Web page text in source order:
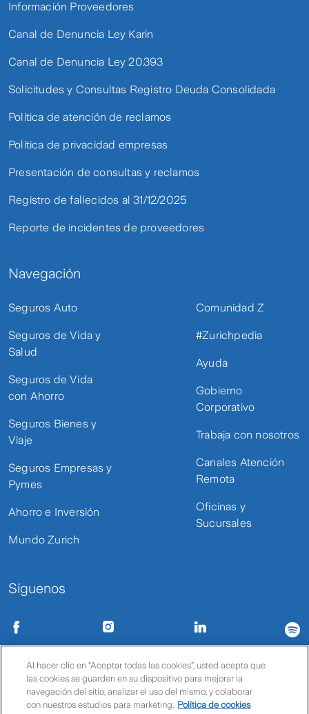
Información Proveedores
Canal de Denuncia Ley Karin
Canal de Denuncia Ley 20.393
Solicitudes y Consultas Registro Deuda Consolidada
Política de atención de reclamos
Política de privacidad empresas
Presentación de consultas y reclamos
Registro de fallecidos al 31/12/2025
Reporte de incidentes de proveedores
Navegación
Seguros Auto
Seguros de Vida y
Salud
Seguros de Vida
con Ahorro
Seguros Bienes y
Viaje
Seguros Empresas y
Pymes
Ahorro e Inversión
Mundo Zurich
Comunidad Z
#Zurichpedia
Ayuda
Gobierno
Corporativo
Trabaja con nosotros
Canales Atención
Remota
Oficinas y
Sucursales
Síguenos
Condiciones de uso Políticas de privacidad Política de cookies
© Zurich
Cotiza Auto DIgital Cotiza Maneja tus km
Características Beneficios
Al hacer clic en “Aceptar todas las cookies”, usted acepta que
las cookies se guarden en su dispositivo para mejorar la
navegación del sitio, analizar el uso del mismo, y colaborar
con nuestros estudios para marketing. Política de cookies